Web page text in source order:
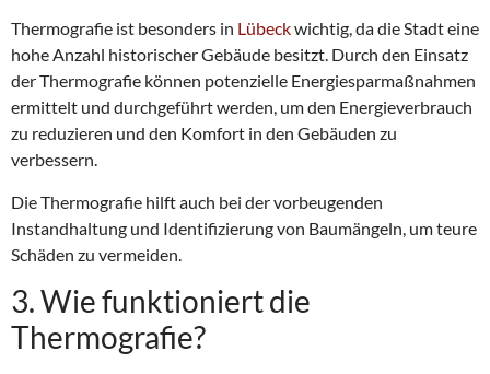
Thermografie ist besonders in Lübeckwichtig, da die Stadt eine
hohe Anzahl historischer Gebäude besitzt. Durch den Einsatz
der Thermografie können potenzielle Energiesparmaßnahmen
ermittelt und durchgeführt werden, um den Energieverbrauch
zu reduzieren und den Komfort in den Gebäuden zu
verbessern.
Die Thermografie hilft auch bei der vorbeugenden
Instandhaltung und Identifizierung von Baumängeln, um teure
Schäden zu vermeiden.
3. Wie funktioniert die
Thermografie?